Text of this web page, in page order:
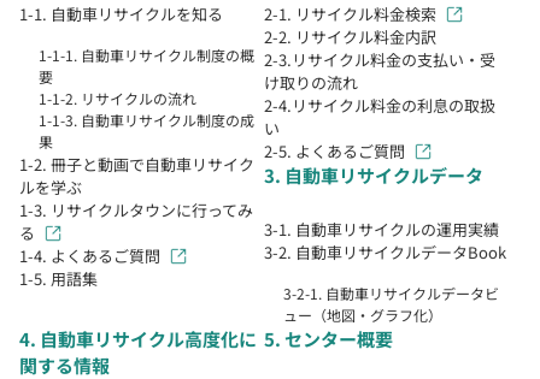
1-1. 自動車リサイクルを知る
1-1-1. 自動車リサイクル制度の概
要
1-1-2. リサイクルの流れ
1-1-3. 自動車リサイクル制度の成
果
1-2. 冊子と動画で自動車リサイク
ルを学ぶ
1-3. リサイクルタウンに行ってみ
る
1-4. よくあるご質問
1-5. 用語集
2-1. リサイクル料金検索
2-2. リサイクル料金内訳
2-3.リサイクル料金の支払い・受
け取りの流れ
2-4.リサイクル料金の利息の取扱
い
2-5. よくあるご質問
3. 自動車リサイクルデータ
3-1. 自動車リサイクルの運用実績
3-2. 自動車リサイクルデータBook
3-2-1. 自動車リサイクルデータビ
ュー（地図・グラフ化）
4. 自動車リサイクル高度化に
関する情報
5. センター概要